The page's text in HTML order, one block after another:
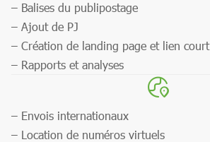
– Balises du publipostage
– Ajout de PJ
– Création de landing page et lien court
– Rapports et analyses
– Envois internationaux
– Location de numéros virtuels